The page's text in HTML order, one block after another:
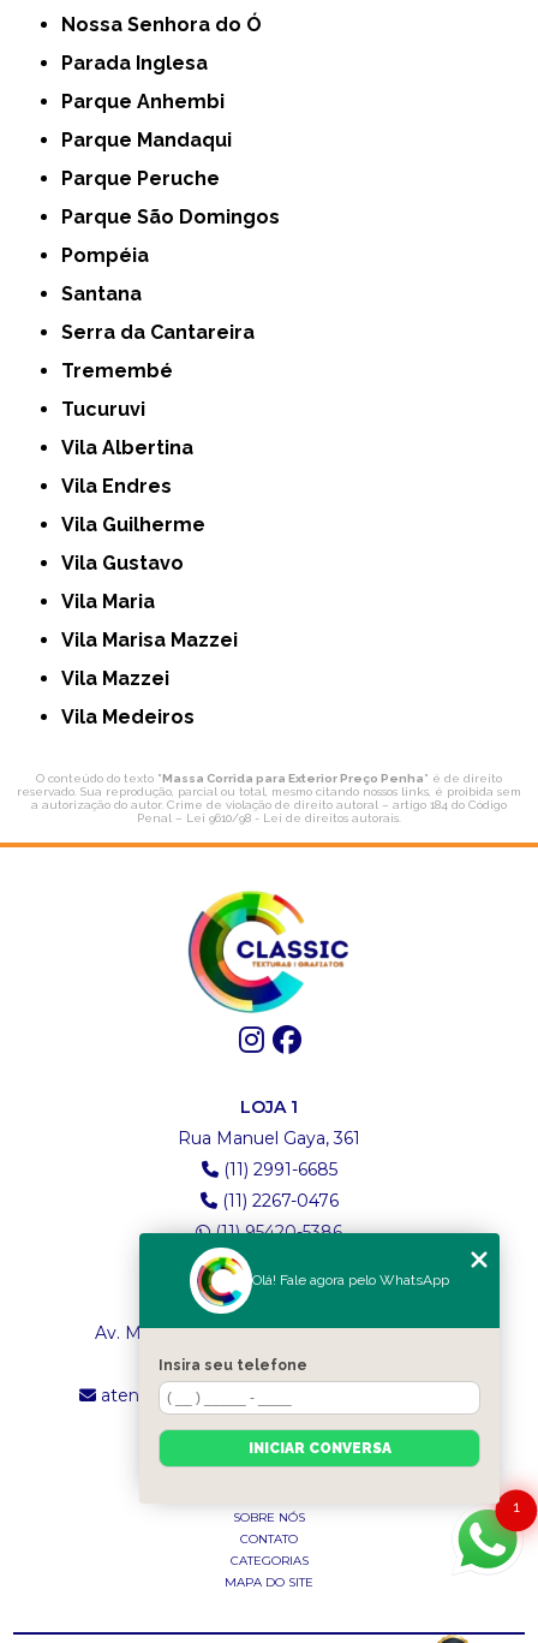
Nossa Senhora do Ó
Parada Inglesa
Parque Anhembi
Parque Mandaqui
Parque Peruche
Parque São Domingos
Pompéia
Santana
Serra da Cantareira
Tremembé
Tucuruvi
Vila Albertina
Vila Endres
Vila Guilherme
Vila Gustavo
Vila Maria
Vila Marisa Mazzei
Vila Mazzei
Vila Medeiros
O conteúdo do texto "Massa Corrida para Exterior Preço Penha" é de direito
reservado. Sua reprodução, parcial ou total, mesmo citando nossos links, é proibida sem
a autorização do autor. Crime de violação de direito autoral – artigo 184 do Código
Penal – Lei 9610/98 - Lei de direitos autorais
LOJA 1
Rua Manuel Gaya, 361
(11) 2991-6685
(11) 2267-0476
(11) 95420-5386
LOJA 2
Av. Maria Amália Lopes de Azevedo, 4260
(11) 2241-8434
atendimento.classictexturas@outlook.com
MENU
SOBRE NÓS
CONTATO
CATEGORIAS
MAPA DO SITE
1
Olá! Fale agora pelo WhatsApp
Insira seu telefone
INICIAR CONVERSA